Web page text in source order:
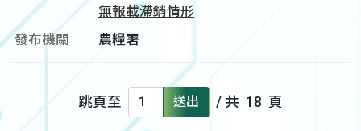
無報載滯銷情形
農糧署
跳頁至 送出 / 共 18 頁